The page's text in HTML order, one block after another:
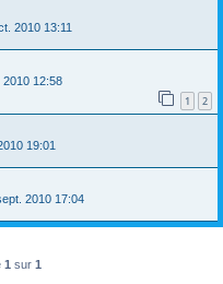
2010 13:11
2010 12:58
1 2
19:01
2010 17:04
1 sur 1